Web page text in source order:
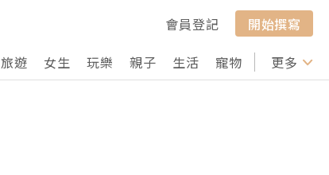
會員登記
開始撰寫
旅遊 女生 玩樂 親子 生活 寵物 行山 打卡
更多